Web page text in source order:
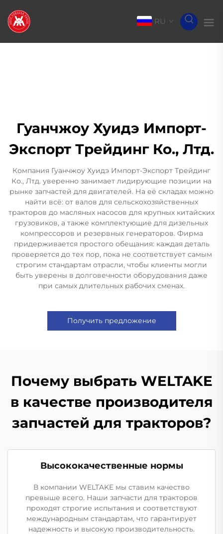
RU
Гуанчжоу Хуидэ Импорт-
Экспорт Трейдинг Ко., Лтд.
Компания Гуанчжоу Хуидэ Импорт-Экспорт Трейдинг
Ко., Лтд. уверенно занимает лидирующие позиции на
рынке запчастей для двигателей. На её складах можно
найти всё: от валов для сельскохозяйственных
тракторов до масляных насосов для крупных китайских
грузовиков, а также комплектующие для дизельных
компрессоров и резервных генераторов. Фирма
придерживается простого обещания: каждая деталь
проверяется до тех пор, пока не соответствует самым
строгим стандартам отрасли, чтобы клиенты могли
быть уверены в долговечности оборудования даже
при самых длительных рабочих сменах.
Получить предложение
Почему выбрать WELTAKE
в качестве производителя
запчастей для тракторов?
Высококачественные нормы
В компании WELTAKE мы ставим качество
превыше всего. Наши запчасти для тракторов
проходят строгие испытания и соответствуют
международным стандартам, что гарантирует
надежность и высокую производительность.